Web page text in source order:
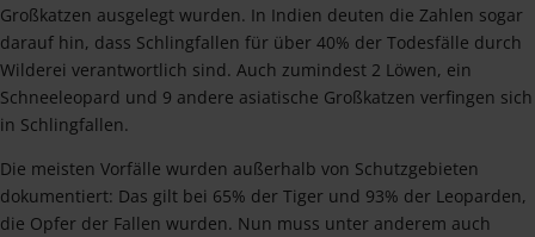
Großkatzen ausgelegt wurden. In Indien deuten die Zahlen sogar
darauf hin, dass Schlingfallen für über 40% der Todesfälle durch
Wilderei verantwortlich sind. Auch zumindest 2 Löwen, ein
Schneeleopard und 9 andere asiatische Großkatzen verfingen sich
in Schlingfallen.
Die meisten Vorfälle wurden außerhalb von Schutzgebieten
dokumentiert: Das gilt bei 65% der Tiger und 93% der Leoparden,
die Opfer der Fallen wurden. Nun muss unter anderem auch